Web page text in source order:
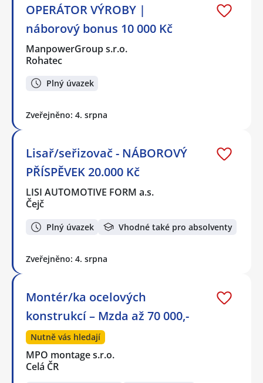
OPERÁTOR VÝROBY |
náborový bonus 10 000 Kč
ManpowerGroup s.r.o.
Rohatec
Plný úvazek
Zveřejněno: 4. srpna
Lisař/seřizovač - NÁBOROVÝ
PŘÍSPĚVEK 20.000 Kč
LISI AUTOMOTIVE FORM a.s.
Čejč
Plný úvazek Vhodné také pro absolventy
Zveřejněno: 4. srpna
Montér/ka ocelových
konstrukcí – Mzda až 70 000,-
Nutně vás hledají
MPO montage s.r.o.
Celá ČR